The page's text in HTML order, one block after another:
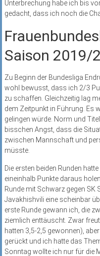
Unterbrechung habe ich bis
gedacht, dass ich noch die
Saison 2019/
Zu Beginn der Bundesliga
wohl bewusst, dass ich 2/3
zu schaffen. Gleichzeitig lag
dem Zeitpunkt in Führung. Es
gelingen würde. Norm und
bisschen Angst, dass die
zwischen Mannschaft und
müsste.
Die ersten beiden Runden
eineinhalb Punkte daraus
Runde mit Schwarz gegen SK
Javakhishvili eine scheinbar
erste Runde gewann ich, die
ziemlich enttäuscht. Zwar
hatten 3,5-2,5 gewonnen),
gerückt und ich hatte das
Sonntag wollte ich nur für die